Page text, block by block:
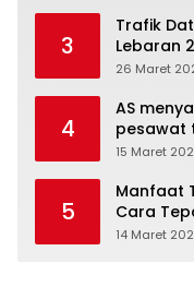
3
Trafik
Lebaran
Tangguh
26 Maret
4
AS
pesawat
Moskow
15 Maret
5
Manfaat
Cara
14 Maret